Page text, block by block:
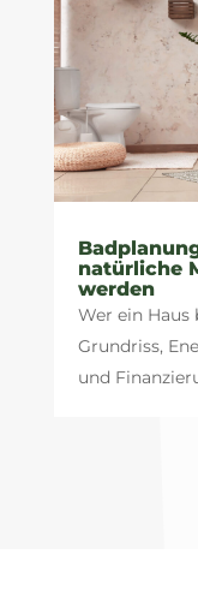
natürliche
werden
Wer ein Haus
Grundriss,
und